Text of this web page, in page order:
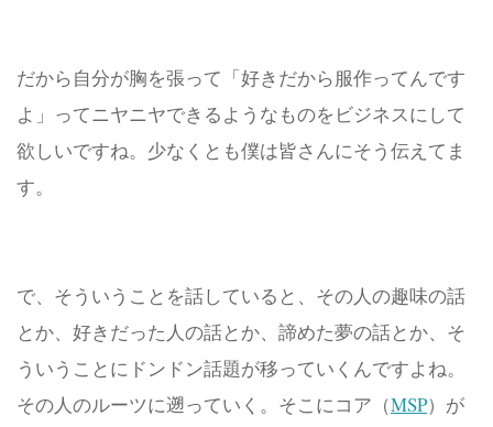
だから自分が胸を張って「好きだから服作ってんです
よ」ってニヤニヤできるようなものをビジネスにして
欲しいですね。少なくとも僕は皆さんにそう伝えてま
す。
で、そういうことを話していると、その人の趣味の話
とか、好きだった人の話とか、諦めた夢の話とか、そ
ういうことにドンドン話題が移っていくんですよね。
その人のルーツに遡っていく。 そこにコア（MSP）が